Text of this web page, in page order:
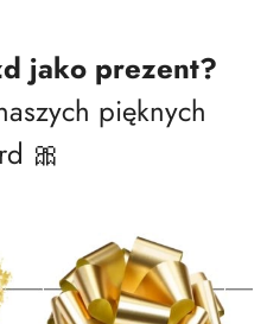
jako prezent?
pięknych
🎀